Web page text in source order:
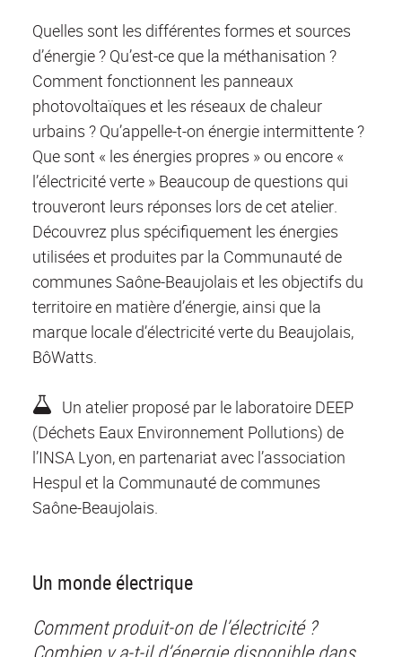
Quelles sont les différentes formes et sources
d’énergie ? Qu’est-ce que la méthanisation ?
Comment fonctionnent les panneaux
photovoltaïques et les réseaux de chaleur
urbains ? Qu’appelle-t-on énergie intermittente ?
Que sont « les énergies propres » ou encore «
l’électricité verte » Beaucoup de questions qui
trouveront leurs réponses lors de cet atelier.
Découvrez plus spécifiquement les énergies
utilisées et produites par la Communauté de
communes Saône-Beaujolais et les objectifs du
territoire en matière d’énergie, ainsi que la
marque locale d’électricité verte du Beaujolais,
BôWatts.
Un atelier proposé par le laboratoire DEEP
(Déchets Eaux Environnement Pollutions) de
l’INSA Lyon, en partenariat avec l’association
Hespul et la Communauté de communes
Saône-Beaujolais.
Un monde électrique
Comment produit-on de l’électricité ?